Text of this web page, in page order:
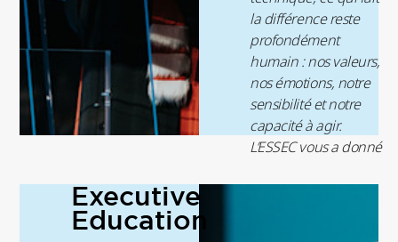
la différence reste
profondément
humain : nos valeurs,
nos émotions, notre
sensibilité et notre
capacité à agir.
L’ESSEC vous a donné
repères. À vous
Executive
Education